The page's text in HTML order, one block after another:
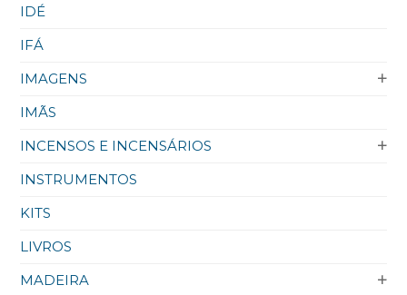
IDÉ
IFÁ
IMAGENS
IMÃS
INCENSOS E INCENSÁRIOS
INSTRUMENTOS
KITS
LIVROS
MADEIRA